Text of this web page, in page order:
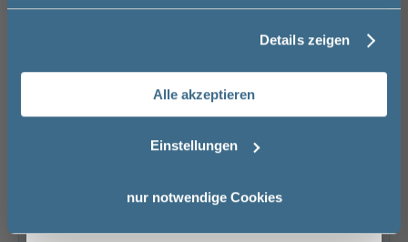
Details zeigen
Alle akzeptieren
Einstellungen
nur notwendige Cookies
1.039,00 €
Versandkostenfrei innerhalb Deutschlands
Versand ins Ausland zzgl.Versandkosten
Email
Anmelden